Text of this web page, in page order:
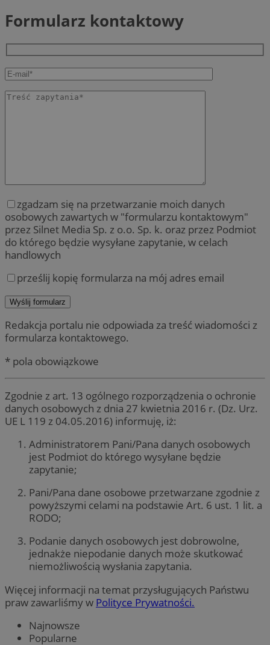
Formularz kontaktowy
zgadzam się na przetwarzanie moich danych
osobowych zawartych w "formularzu kontaktowym"
przez Silnet Media Sp. z o.o. Sp. k. oraz przez Podmiot
do którego będzie wysyłane zapytanie, w celach
handlowych
prześlij kopię formularza na mój adres email
Redakcja portalu nie odpowiada za treść wiadomości z
formularza kontaktowego.
* pola obowiązkowe
Zgodnie z art. 13 ogólnego rozporządzenia o ochronie
danych osobowych z dnia 27 kwietnia 2016 r. (Dz. Urz.
UE L 119 z 04.05.2016) informuję, iż:
Administratorem Pani/Pana danych osobowych
jest Podmiot do którego wysyłane będzie
zapytanie;
Pani/Pana dane osobowe przetwarzane zgodnie z
powyższymi celami na podstawie Art. 6 ust. 1 lit. a
RODO;
Podanie danych osobowych jest dobrowolne,
jednakże niepodanie danych może skutkować
niemożliwością wysłania zapytania.
Więcej informacji na temat przysługujących Państwu
praw zawarliśmy w Polityce Prywatności.
Najnowsze
Popularne